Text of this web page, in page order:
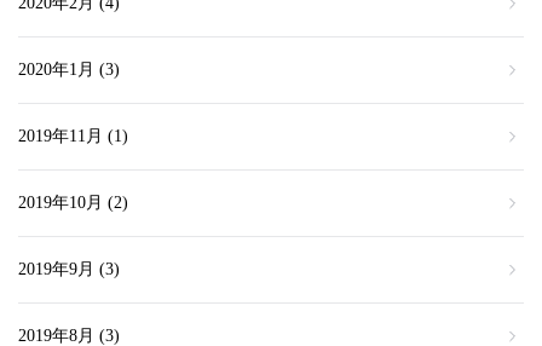
2020年1月 (3)
2019年11月 (1)
2019年10月 (2)
2019年9月 (3)
2019年8月 (3)